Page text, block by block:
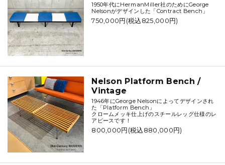
1950年代にHermanMiller社のためにGeorge
Nelsonがデザインした「Contract Bench」
750,000円(税込825,000円)
Nelson Platform Bench /
Vintage
1946年にGeorge Nelsonによってデザインされ
た「Platform Bench」
クロームメッキ仕上げのスチールレッグ仕様のレ
アピースです！
800,000円(税込880,000円)